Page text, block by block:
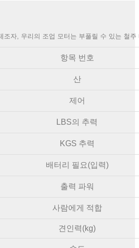
조자, 우리의 조업 모터는 부풀릴 수 있는 철
항목 번호
산
제어
LBS의 추력
KGS 추력
배터리 필요(입력)
출력 파워
사람에게 적합
견인력(kg)